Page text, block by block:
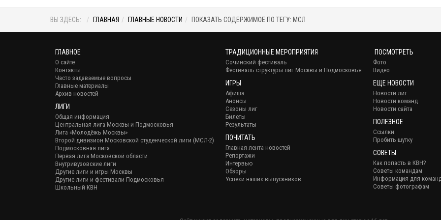
ВЫ ЗДЕСЬ: ГЛАВНАЯ ГЛАВНЫЕ НОВОСТИ ПОКАЗАТЬ СОДЕРЖИМОЕ ПО ТЕГУ: МСЛ
ГЛАВНОЕ
О сайте
Контакты
Часто задаваемые вопросы
Главные материалы
Архив новостей
ЛИГИ
Общая информация
Центральная лига Москвы и Подмосковья
Лига «Молодёжь Москвы»
Второй дивизион Московской студенческой лиги (МСЛ-2)
Подмосковная лига
Первая лига Московской области
Внутривузовские лиги
Другие лиги и игры Москвы
Другие лиги и фестивали Подмосковья
Школьный КВН
ТРАДИЦИОННЫЕ МЕРОПРИЯТИЯ
Сочинский фестиваль
Фестиваль структуры лиг Москвы и Подмосковья
ИГРЫ
Афиша
Анонсы
Сезоны лиг
Билеты
Результаты
ПОЧИТАТЬ
Главная лента новостей
Репортажи
Интервью
Обзоры
Успехи наших выпускников
ПОСМОТРЕТЬ
Фото
Видео
ЕЩЕ НОВОСТИ
Новости лиг
Новости команд
Новости сайта
ПОЛЕЗНОЕ
Ссылки
Пробить шутку
СОВЕТЫ
Как попасть в КВН?
Советы командам
Информация для
Советы фотографам